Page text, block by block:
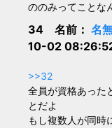
ののみってことな
34 名前： 名
10-02
>>32
全員が資格あった
とだよ
もし複数人が同時